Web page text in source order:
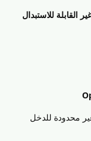
القابلة للاستبدال
محدودة للدخل